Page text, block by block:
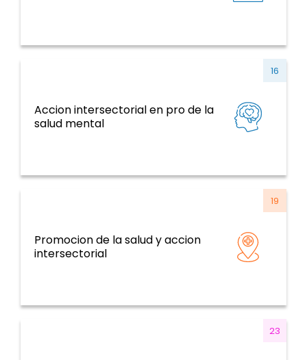
Accion intersectorial en pro de la
salud mental
16
ENT y factores de riesgo, salud mental,
violencia y traumatismo
Promocion de la salud y accion
intersectorial
19
Determinantes de la salud y temas
23